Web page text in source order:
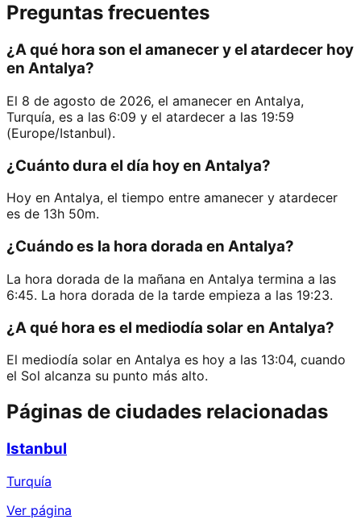
Preguntas frecuentes
¿A qué hora son el amanecer y el atardecer hoy
en Antalya?
El 8 de agosto de 2026, el amanecer en Antalya,
Turquía, es a las 6:09 y el atardecer a las 19:59
(Europe/Istanbul).
¿Cuánto dura el día hoy en Antalya?
Hoy en Antalya, el tiempo entre amanecer y atardecer
es de 13h 50m.
¿Cuándo es la hora dorada en Antalya?
La hora dorada de la mañana en Antalya termina a las
6:45. La hora dorada de la tarde empieza a las 19:23.
¿A qué hora es el mediodía solar en Antalya?
El mediodía solar en Antalya es hoy a las 13:04, cuando
el Sol alcanza su punto más alto.
Páginas de ciudades relacionadas
Istanbul
Turquía
Ver página